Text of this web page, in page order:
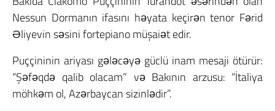
Nessun Dormanın ifasını həyata keçirən tenor Fərid
Əliyevin səsini fortepiano müşaiət edir.
Puççininin ariyası gələcəyə güclü inam mesaji ötürür:
“Şəfəqdə qalib olacam” və Bakının arzusu: “İtaliya
möhkəm ol, Azərbaycan sizinlədir”.